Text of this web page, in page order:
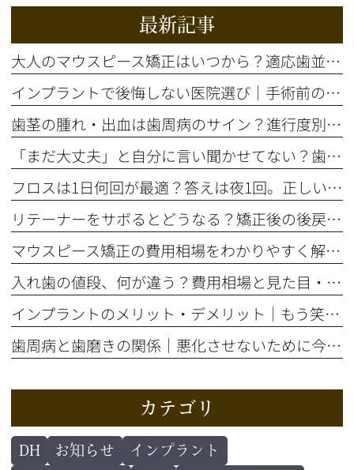
最新記事
大人のマウスピース矯正はいつから？適応歯並びと治療の流れを解説
インプラントで後悔しない医院選び｜手術前の精密検査が重要な理由
歯茎の腫れ・出血は歯周病のサイン？進行度別の症状と治療法を解説
「まだ大丈夫」と自分に言い聞かせてない？歯のSOSサイン5選
フロスは1日何回が最適？答えは夜1回。正しいやり方とタイミング
リテーナーをサボるとどうなる？矯正後の後戻りを防ぐ装着期間の話
マウスピース矯正の費用相場をわかりやすく解説！総額はいくら？
入れ歯の値段、何が違う？費用相場と見た目・噛み心地の比較ポイント
インプラントのメリット・デメリット｜もう笑顔をためらわない選択とは
歯周病と歯磨きの関係｜悪化させないために今すぐ自分でできること
カテゴリ
DH お知らせ
インプラント